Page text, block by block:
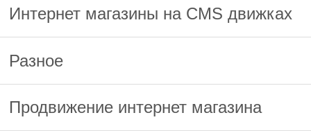
Интернет магазины на CMS движках
Разное
Продвижение интернет магазина